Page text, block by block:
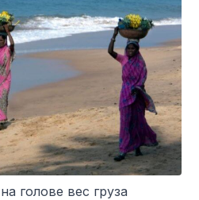
голове вес груза